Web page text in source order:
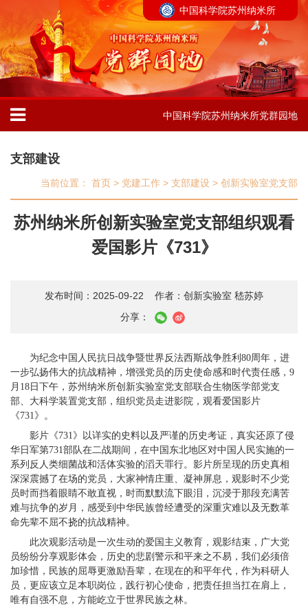
中国科学院苏州纳米所
中国科学院苏州纳米所党群园地
支部建设
当前位置： 首页 > 党建工作 > 支部建设 > 创新实验室党支部
苏州纳米所创新实验室党支部组织观看
爱国影片《731》
发布时间：2025-09-22
作者：创新实验室 嵇苏婷
分享：
为纪念中国人民抗日战争暨世界反法西斯战争胜利80周年，进
一步弘扬伟大的抗战精神，增强党员的历史使命感和时代责任感，9
月18日下午，苏州纳米所创新实验室党支部联合生物医学部党支
部、大科学装置党支部，组织党员走进影院，观看爱国影片
《731》。
影片《731》以详实的史料以及严谨的历史考证，真实还原了侵
华日军第731部队在二战期间，在中国东北地区对中国人民实施的一
系列反人类细菌战和活体实验的滔天罪行。影片所呈现的历史真相
深深震撼了在场的党员，大家神情庄重、凝神屏息，观影时不少党
员时而挡着眼睛不敢直视，时而默默流下眼泪，沉浸于那段充满苦
难与抗争的岁月，感受到中华民族曾经遭受的深重灾难以及无数革
命先辈不屈不挠的抗战精神。
此次观影活动是一次生动的爱国主义教育，观影结束，广大党
员纷纷分享观影体会，历史的悲剧警示和平来之不易，我们必须倍
加珍惜，民族的屈辱更激励吾辈，在现在的和平年代，作为科研人
员，更应该立足本职岗位，践行初心使命，把责任担当扛在肩上，
唯有自强不息，方能屹立于世界民族之林。